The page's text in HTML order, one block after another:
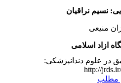
نسیم نراقیان
منیعی
ازاد اسلامی
در علوم دندانپزشکی:
http://
مطلب